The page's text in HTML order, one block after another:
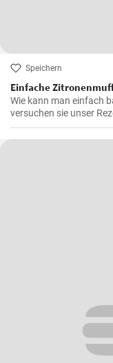
Speichern
Einfache
Wie kann man einfach
versuchen sie unser
voller Zitronenaroma
Gäste werden sie lieben